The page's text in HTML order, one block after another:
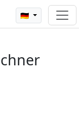
🇩🇪